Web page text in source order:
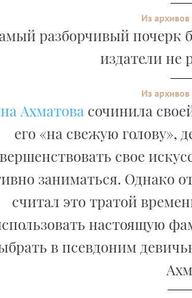
Из архивов
разборчивый почерк
издатели не
Из архивов
Ахматова сочинила
его «на свежую голову»,
свое
заниматься. Однако
считал это тратой
настоящую
в псевдоним